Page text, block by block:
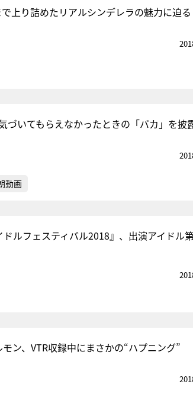
上り詰めたリアルシンデレラの魅力に迫る
づいてもらえなかったときの「バカ」を披
動画
ルフェスティバル2018』、出演アイドル
ン、VTR収録中にまさかの“ハプニング”